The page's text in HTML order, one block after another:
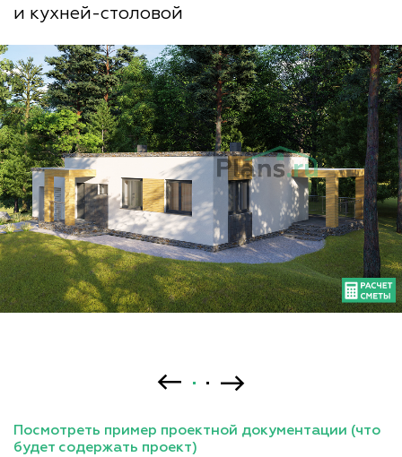
и кухней-столовой
Посмотреть пример проектной документации (что
будет содержать проект)